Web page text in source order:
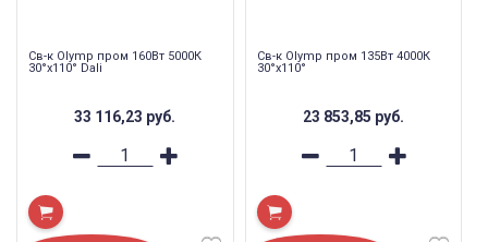
Св-к Olymp пром 160Вт 5000К
30°х110° Dali
33 116,23 руб.
Св-к Olymp пром 135Вт 4000К
30°х110°
23 853,85 руб.